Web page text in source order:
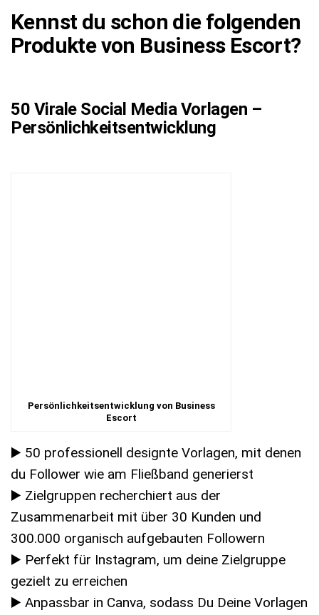
Kennst du schon die folgenden
Produkte von Business Escort?
50 Virale Social Media Vorlagen –
Persönlichkeitsentwicklung
Persönlichkeitsentwicklung von Business
Escort
▶️ 50 professionell designte Vorlagen, mit denen
du Follower wie am Fließband generierst
▶️ Zielgruppen recherchiert aus der
Zusammenarbeit mit über 30 Kunden und
300.000 organisch aufgebauten Followern
▶️ Perfekt für Instagram, um deine Zielgruppe
gezielt zu erreichen
▶️ Anpassbar in Canva, sodass Du Deine Vorlagen